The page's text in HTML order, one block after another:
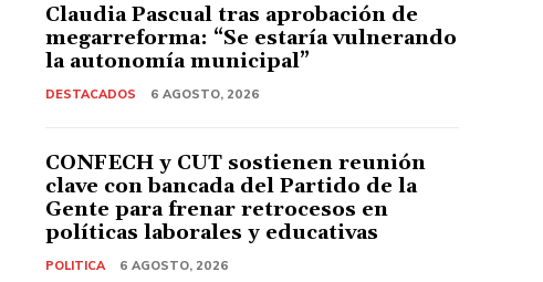
Claudia Pascual tras aprobación de
megarreforma: “Se estaría vulnerando
la autonomía municipal”
DESTACADOS 6 AGOSTO, 2026
CONFECH y CUT sostienen reunión
clave con bancada del Partido de la
Gente para frenar retrocesos en
políticas laborales y educativas
POLITICA 6 AGOSTO, 2026